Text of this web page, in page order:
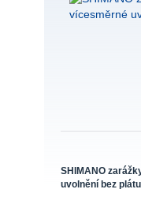
SHIMANO
uvolnění bez plátu